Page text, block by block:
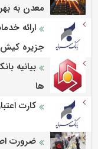
معدن به
ارائه
جزيره كيش
بیانیه
ها
كارت
ضرورت